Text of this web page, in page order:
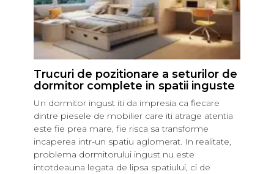
Trucuri de pozitionare a seturilor de
dormitor complete in spatii inguste
Un dormitor ingust iti da impresia ca fiecare
dintre piesele de mobilier care iti atrage atentia
este fie prea mare, fie risca sa transforme
incaperea intr-un spatiu aglomerat. In realitate,
problema dormitorului ingust nu este
intotdeauna legata de lipsa spatiului, ci de